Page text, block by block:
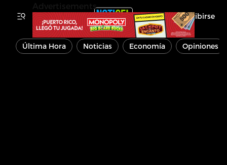
Inscribirse
Última Hora Noticias Economía Opiniones
Advertisements